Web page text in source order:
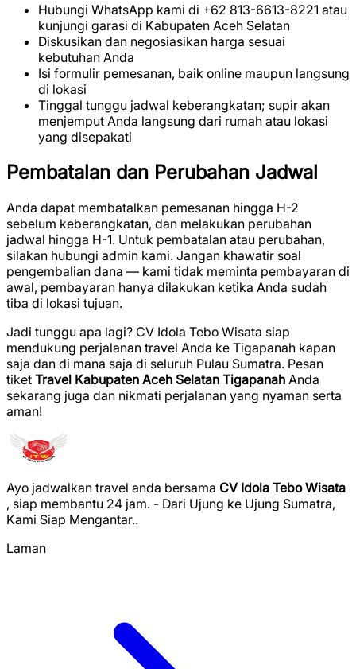
Hubungi WhatsApp kami di +62 813-6613-8221 atau
kunjungi garasi di Kabupaten Aceh Selatan
Diskusikan dan negosiasikan harga sesuai
kebutuhan Anda
Isi formulir pemesanan, baik online maupun langsung
di lokasi
Tinggal tunggu jadwal keberangkatan; supir akan
menjemput Anda langsung dari rumah atau lokasi
yang disepakati
Pembatalan dan Perubahan Jadwal
Anda dapat membatalkan pemesanan hingga H-2
sebelum keberangkatan, dan melakukan perubahan
jadwal hingga H-1. Untuk pembatalan atau perubahan,
silakan hubungi admin kami. Jangan khawatir soal
pengembalian dana — kami tidak meminta pembayaran di
awal, pembayaran hanya dilakukan ketika Anda sudah
tiba di lokasi tujuan.
Jadi tunggu apa lagi? CV Idola Tebo Wisata siap
mendukung perjalanan travel Anda ke Tigapanah kapan
saja dan di mana saja di seluruh Pulau Sumatra. Pesan
tiket Travel Kabupaten Aceh Selatan Tigapanah Anda
sekarang juga dan nikmati perjalanan yang nyaman serta
aman!
Ayo jadwalkan travel anda bersama CV Idola Tebo Wisata
, siap membantu 24 jam. - Dari Ujung ke Ujung Sumatra,
Kami Siap Mengantar..
Laman